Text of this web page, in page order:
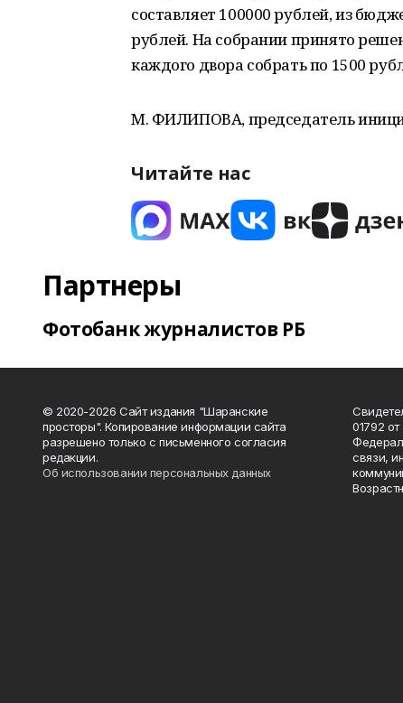
составляет 100000 рублей, из
рублей. На собрании принято
каждого двора собрать по 1500
М. ФИЛИПОВА, председатель
Читайте нас
Партнеры
Фотобанк журналистов РБ
© 2020-2026 Сайт издания "Шаранские
просторы". Копирование информации сайта
разрешено только с письменного согласия
редакции.
Об использовании персональных данных
01792
связи,